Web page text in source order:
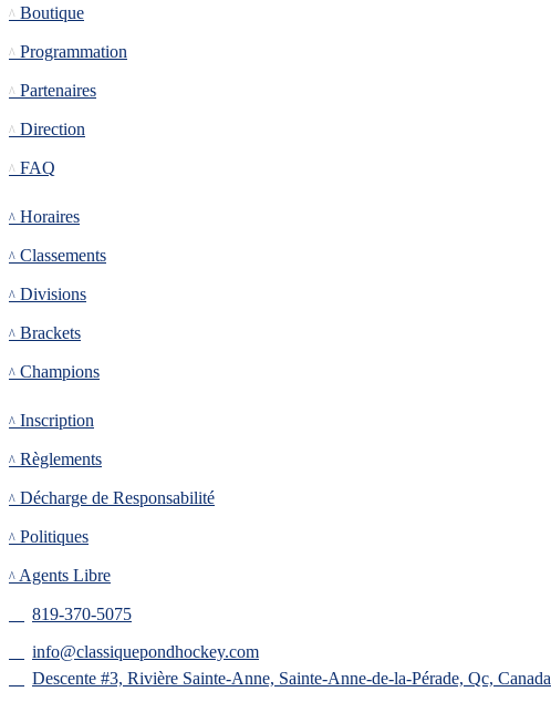
Boutique
Programmation
Partenaires
Direction
FAQ
Horaires
Classements
Divisions
Brackets
Champions
Inscription
Règlements
Décharge de Responsabilité
Politiques
Agents Libre
819-370-5075
info@classiquepondhockey.com
Descente #3, Rivière Sainte-Anne, Sainte-Anne-de-la-Pérade, Qc, Canada